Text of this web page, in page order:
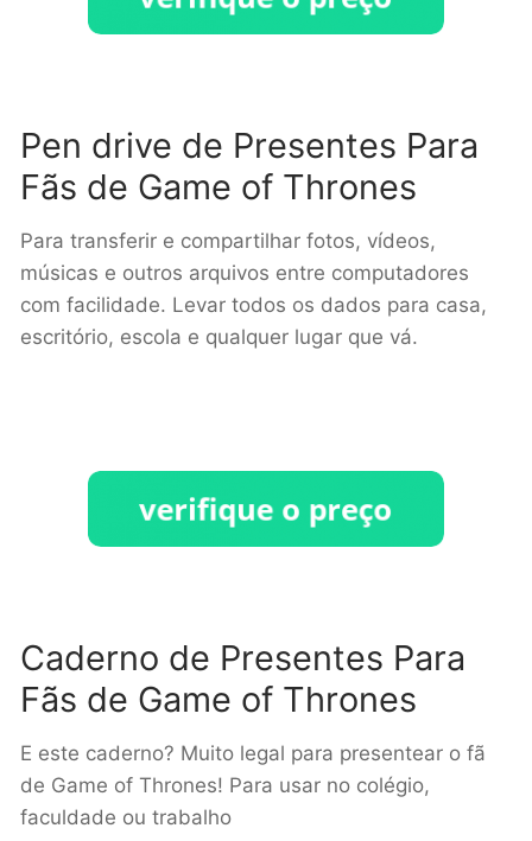
Pen drive de Presentes Para
Fãs de Game of Thrones
Para transferir e compartilhar fotos, vídeos,
músicas e outros arquivos entre computadores
com facilidade. Levar todos os dados para casa,
escritório, escola e qualquer lugar que vá.
Caderno de Presentes Para
Fãs de Game of Thrones
E este caderno? Muito legal para presentear o fã
de Game of Thrones! Para usar no colégio,
faculdade ou trabalho